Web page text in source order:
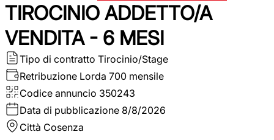
TIROCINIO ADDETTO/A
VENDITA - 6 MESI
Tipo di contratto Tirocinio/Stage
Retribuzione Lorda 700 mensile
Codice annuncio 350243
Data di pubblicazione 8/8/2026
Città Cosenza